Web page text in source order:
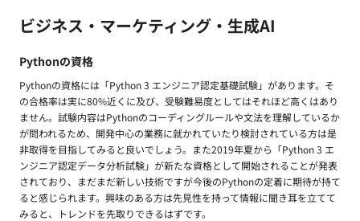
ビジネス・マーケティング・生成AI
Pythonの資格
Pythonの資格には「Python 3 エンジニア認定基礎試験」があります。そ
の合格率は実に80%近くに及び、受験難易度としてはそれほど高くはあり
ません。試験内容はPythonのコーディングルールや文法を理解しているか
が問われるため、開発中心の業務に就かれていたり検討されている方は是
非取得を目指してみると良いでしょう。また2019年夏から「Python 3 エ
ンジニア認定データ分析試験」が新たな資格として開始されることが発表
されており、まだまだ新しい技術ですが今後のPythonの定着に期待が持て
ると感じられます。興味のある方は先見性を持って情報に聞き耳を立てて
みると、トレンドを先取りできるはずです。